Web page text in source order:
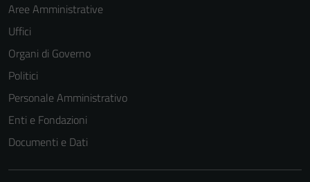
Aree Amministrative
Uffici
Organi di Governo
Politici
Personale Amministrativo
Enti e Fondazioni
Documenti e Dati